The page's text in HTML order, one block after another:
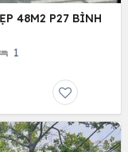
48M2 P27 BÌNH
1